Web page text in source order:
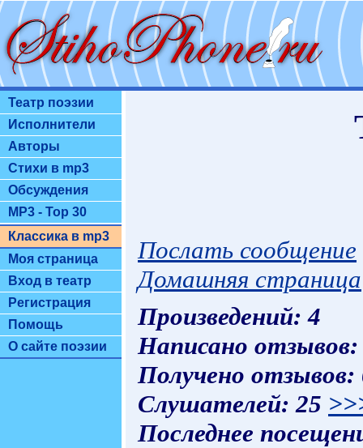
Театр поэзии
Исполнители
Авторы
Стихи в mp3
Обсуждения
MP3 - Top 30
Классика в mp3
Моя страница
Вход в театр
Регистрация
Помощь
О сайте поэзии
Послать сообщение
Домашняя страница
Произведений: 4
Написано
Получено
Слушателей: 25
Последнее